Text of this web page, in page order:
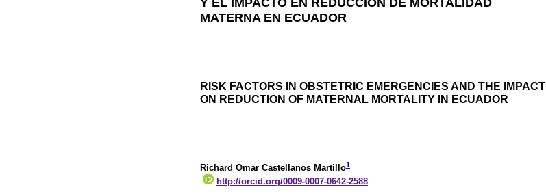
MATERNA EN ECUADOR
RISK FACTORS IN OBSTETRIC EMERGENCIES AND THE IMPACT
ON REDUCTION OF MATERNAL MORTALITY IN ECUADOR
Richard Omar Castellanos Martillo1
http://orcid.org/0009-0007-0642-2588